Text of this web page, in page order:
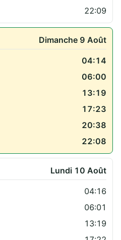
22:09
Dimanche 9 Août
04:14
06:00
13:19
17:23
20:38
22:08
Lundi 10 Août
04:16
06:01
13:19